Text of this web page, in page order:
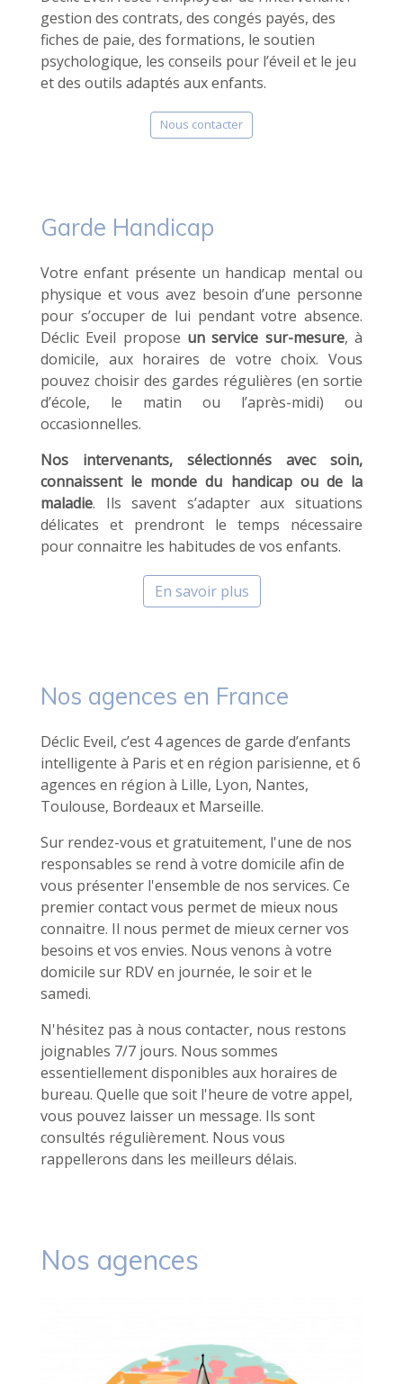
gestion des contrats, des congés payés, des
fiches de paie, des formations, le soutien
psychologique, les conseils pour l’éveil et le jeu
et des outils adaptés aux enfants.
Nous contacter
Garde Handicap
Votre enfant présente un handicap mental ou
physique et vous avez besoin d’une personne
pour s’occuper de lui pendant votre absence.
Déclic Eveil propose un service sur-mesure, à
domicile, aux horaires de votre choix. Vous
pouvez choisir des gardes régulières (en sortie
d’école, le matin ou l’après-midi) ou
occasionnelles.
Nos intervenants, sélectionnés avec soin,
connaissent le monde du handicap ou de la
maladie. Ils savent s’adapter aux situations
délicates et prendront le temps nécessaire
pour connaitre les habitudes de vos enfants.
En savoir plus
Nos agences en France
Déclic Eveil, c’est 4 agences de garde d’enfants
intelligente à Paris et en région parisienne, et 6
agences en région à Lille, Lyon, Nantes,
Toulouse, Bordeaux et Marseille.
Sur rendez-vous et gratuitement, l'une de nos
responsables se rend à votre domicile afin de
vous présenter l'ensemble de nos services. Ce
premier contact vous permet de mieux nous
connaitre. Il nous permet de mieux cerner vos
besoins et vos envies. Nous venons à votre
domicile sur RDV en journée, le soir et le
samedi.
N'hésitez pas à nous contacter, nous restons
joignables 7/7 jours. Nous sommes
essentiellement disponibles aux horaires de
bureau. Quelle que soit l'heure de votre appel,
vous pouvez laisser un message. Ils sont
consultés régulièrement. Nous vous
rappellerons dans les meilleurs délais.
Nos agences